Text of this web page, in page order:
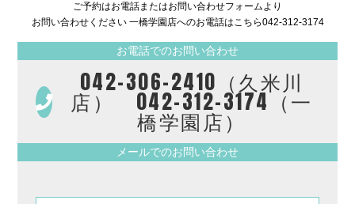
ご予約はお電話またはお問い合わせフォームより
お問い合わせください 一橋学園店へのお電話はこちら042-312-3174
お電話でのお問い合わせ
042-306-2410（久米川
店） 042-312-3174（一
橋学園店）
メールでのお問い合わせ